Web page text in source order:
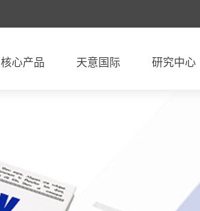
核心产品 天意国际 研究中心